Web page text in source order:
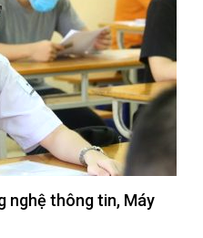
nghệ thông tin, Máy